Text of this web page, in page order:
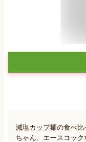
減塩カップ麺の食べ
ちゃん、エースコッ